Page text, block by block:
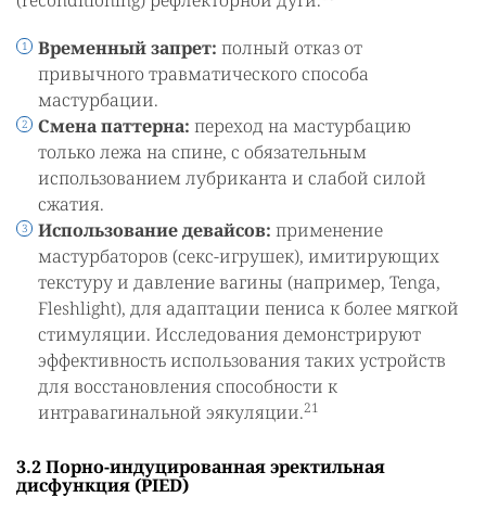
Временный запрет: полный отказ от
привычного травматического способа
мастурбации.
Смена паттерна: переход на мастурбацию
только лежа на спине, с обязательным
использованием лубриканта и слабой силой
сжатия.
Использование девайсов: применение
мастурбаторов (секс-игрушек), имитирующих
текстуру и давление вагины (например, Tenga,
Fleshlight), для адаптации пениса к более мягкой
стимуляции. Исследования демонстрируют
эффективность использования таких устройств
для восстановления способности к
интравагинальной эякуляции.21
3.2 Порно-индуцированная эректильная
дисфункция (PIED)